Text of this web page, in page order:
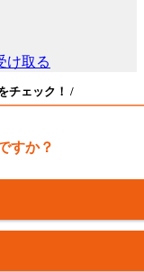
チェック！ /
すか？